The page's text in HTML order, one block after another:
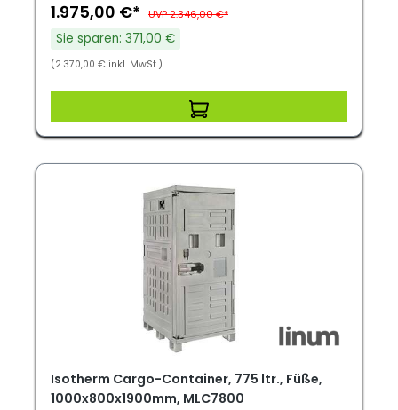
1.975,00 €* UVP 2.346,00 €*
Sie sparen: 371,00 €
(2.370,00 € inkl. MwSt.)
Isotherm Cargo-Container, 775 ltr., Füße,
1000x800x1900mm, MLC7800